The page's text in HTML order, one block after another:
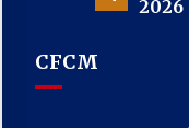
2026
CFCM